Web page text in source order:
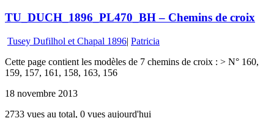
TU_DUCH_1896_PL470_BH – Chemins de croix
Tusey Dufilhol et Chapal 1896| Patricia
Cette page contient les modèles de 7 chemins de croix : > N° 160,
159, 157, 161, 158, 163, 156
18 novembre 2013
2733 vues au total, 0 vues aujourd'hui